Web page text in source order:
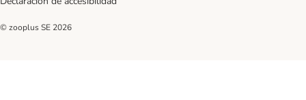
© zooplus SE 2026